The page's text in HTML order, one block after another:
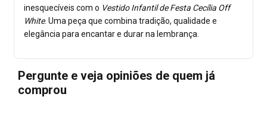
inesquecíveis com o Vestido Infantil de Festa Cecília Off
White. Uma peça que combina tradição, qualidade e
elegância para encantar e durar na lembrança.
Pergunte e veja opiniões de quem já
comprou